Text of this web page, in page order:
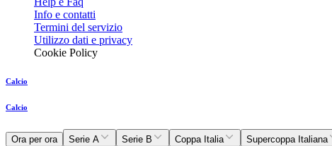
Info e contatti
Termini del servizio
Utilizzo dati e privacy
Cookie Policy
Calcio
Calcio
Ora per ora Serie A Serie B Coppa Italia Supercoppa Italiana